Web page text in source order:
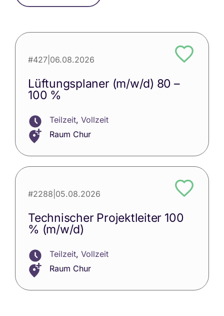
#427 06.08.2026
Lüftungsplaner (m/w/d) 80 –
100 %
Teilzeit, Vollzeit
Raum Chur
#2288 05.08.2026
Technischer Projektleiter 100
% (m/w/d)
Teilzeit, Vollzeit
Raum Chur